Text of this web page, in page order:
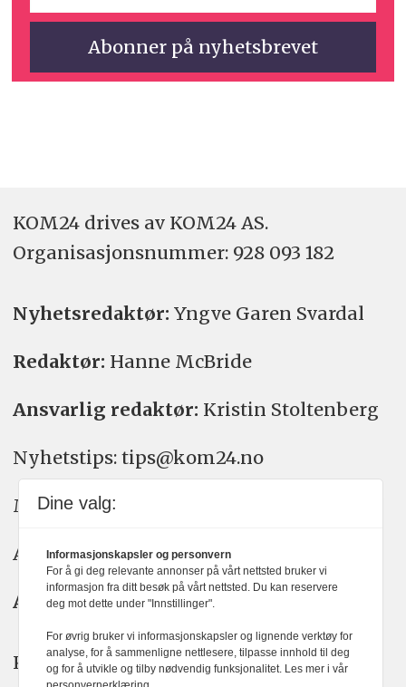
KOM24 drives av KOM24 AS.
Organisasjons­nummer: 928 093 182
Nyhetsredaktør: Yngve Garen Svardal
Redaktør: Hanne McBride
Ansvarlig redaktør: Kristin Stoltenberg
Nyhetstips: tips@kom24.no
Meninger: meninger@kom24.no
Annonse: annonse@watchmedia.no
Abonnement:kom24@watchmedia.no
KOM24 arbeider etter Vær Varsom-
Dine valg:
Informasjonskapsler og personvern
For å gi deg relevante annonser på vårt nettsted bruker vi
informasjon fra ditt besøk på vårt nettsted. Du kan reservere
deg mot dette under "Innstillinger".
For øvrig bruker vi informasjonskapsler og lignende verktøy for
analyse, for å sammenligne nettlesere, tilpasse innhold til deg
og for å utvikle og tilby nødvendig funksjonalitet. Les mer i vår